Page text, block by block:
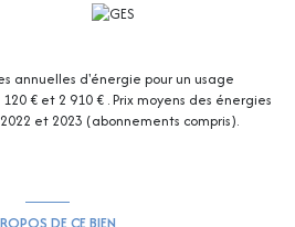
annuelles d'énergie pour un usage
€ et 2 910 € . Prix moyens des énergies
et 2023 (abonnements compris).